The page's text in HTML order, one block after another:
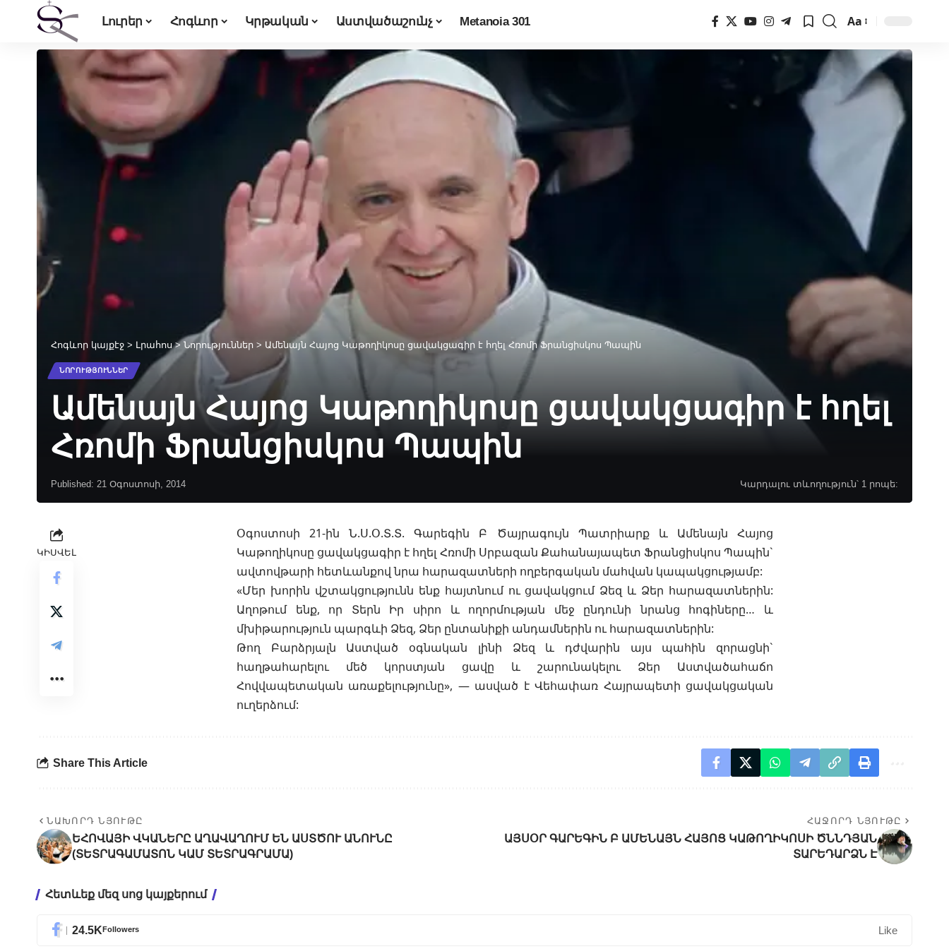
Լուրեր Հոգևոր Կրթական Աստվածաշունչ Metanoia 301
Font
Resizer
Aa
Հոգևոր կայքէջ > Լրահոս> Նորություններ > Ամենայն Հայոց Կաթողիկոսը ցավակցագիր է հղել Հռոմի Ֆրանցիսկոս Պապին
ՆՈՐՈՒԹՅՈՒՆՆԵՐ
Ամենայն Հայոց Կաթողիկոսը ցավակցագիր է հղել
Հռոմի Ֆրանցիսկոս Պապին
Published: 21 Օգոստոսի, 2014 Կարդալու տևողություն՝ 1 րոպե:
ԿԻՍՎԵԼ
Օգոստոսի 21-ին Ն.Ս.Օ.Տ.Տ. Գարեգին Բ Ծայրագույն Պատրիարք և Ամենայն Հայոց
Կաթողիկոսը ցավակցագիր է հղել Հռոմի Սրբազան Քահանայապետ Ֆրանցիսկոս Պապին`
ավտովթարի հետևանքով նրա հարազատների ողբերգական մահվան կապակցությամբ:
«Մեր խորին վշտակցությունն ենք հայտնում ու ցավակցում Ձեզ և Ձեր հարազատներին:
Աղոթում ենք, որ Տերն Իր սիրո և ողորմության մեջ ընդունի նրանց հոգիները… և
մխիթարություն պարգևի Ձեզ, Ձեր ընտանիքի անդամներին ու հարազատներին:
Թող Բարձրյալն Աստված օգնական լինի Ձեզ և դժվարին այս պահին զորացնի`
հաղթահարելու մեծ կորստյան ցավը և շարունակելու Ձեր Աստվածահաճո
Հովվապետական առաքելությունը», — ասված է Վեհափառ Հայրապետի ցավակցական
ուղերձում:
Share This Article
ՆԱԽՈՐԴ ՆՅՈՒԹԸ
ԵՀՈՎԱՅԻ ՎԿԱՆԵՐԸ ԱՂԱՎԱՂՈՒՄ ԵՆ ԱՍՏԾՈՒ ԱՆՈՒՆԸ
(ՏԵՏՐԱԳԱՄԱՏՈՆ ԿԱՄ ՏԵՏՐԱԳՐԱՄԱ)
ՀԱՋՈՐԴ ՆՅՈՒԹԸ
ԱՅՍՕՐ ԳԱՐԵԳԻՆ Բ ԱՄԵՆԱՅՆ ՀԱՅՈՑ ԿԱԹՈՂԻԿՈՍԻ ԾՆՆԴՅԱՆ
ՏԱՐԵԴԱՐՁՆ Է
Հետևեք մեզ սոց կայքերում
24.5KFollowers Like